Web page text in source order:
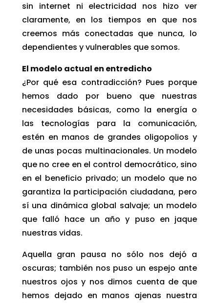
sin internet ni electricidad nos hizo ver
claramente, en los tiempos en que nos
creemos más conectadas que nunca, lo
dependientes y vulnerables que somos.
El modelo actual en entredicho
¿Por qué esa contradicción? Pues porque
hemos dado por bueno que nuestras
necesidades básicas, como la energía o
las tecnologías para la comunicación,
estén en manos de grandes oligopolios y
de unas pocas multinacionales. Un modelo
que no cree en el control democrático, sino
en el beneficio privado; un modelo que no
garantiza la participación ciudadana, pero
sí una dinámica global salvaje; un modelo
que falló hace un año y puso en jaque
nuestras vidas.
Aquella gran pausa no sólo nos dejó a
oscuras; también nos puso un espejo ante
nuestros ojos y nos dimos cuenta de que
hemos dejado en manos ajenas nuestra